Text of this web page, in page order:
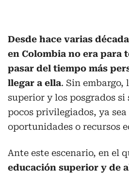
Desde hace varias
en Colombia no era para
pasar del tiempo más
llegar a ella. Sin embargo,
superior y los posgrados si
pocos privilegiados, ya
oportunidades o recursos
Ante este escenario, en el
educación superior y de